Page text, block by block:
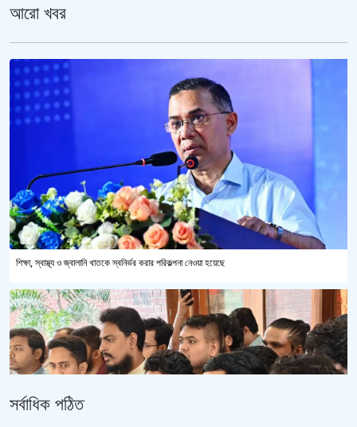
আরো খবর
শিক্ষা, স্বাস্থ্য ও জ্বালানি খাতকে স্বনির্ভর করার পরিকল্পনা নেওয়া হয়েছে
সর্বাধিক পঠিত